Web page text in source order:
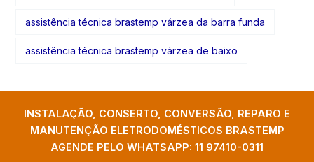
assistência técnica brastemp várzea da barra funda
assistência técnica brastemp várzea de baixo
INSTALAÇÃO, CONSERTO, CONVERSÃO, REPARO E
MANUTENÇÃO ELETRODOMÉSTICOS BRASTEMP
AGENDE PELO WHATSAPP: 11 97410-0311